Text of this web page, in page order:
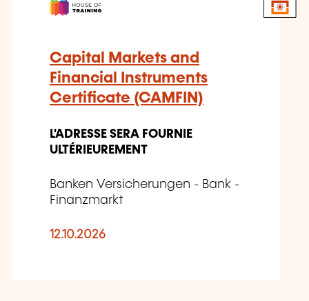
Capital Markets and
Financial Instruments
Certificate (CAMFIN)
L'ADRESSE SERA FOURNIE
ULTÉRIEUREMENT
Banken Versicherungen - Bank -
Finanzmarkt
12.10.2026